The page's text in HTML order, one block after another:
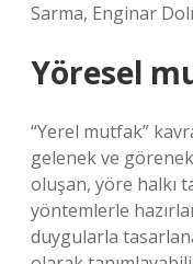
Sarma, Enginar
Yöresel
“Yerel mutfak”
gelenek ve
oluşan, yöre halkı
yöntemlerle
duygularla